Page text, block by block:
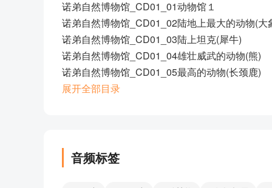
诺弟自然博物馆_CD01_01动物馆１
诺弟自然博物馆_CD01_02陆地上最大的动物(大
诺弟自然博物馆_CD01_03陆上坦克(犀牛)
诺弟自然博物馆_CD01_04雄壮威武的动物(熊)
诺弟自然博物馆_CD01_05最高的动物(长颈鹿)
诺弟自然博物馆_CD01_06跑跳的高手(羚羊)
诺弟自然博物馆_CD01_10海中巨无霸(鲸)
诺弟自然博物馆_CD01_11最神气的动物(狮子)
展开全部目录
音频标签